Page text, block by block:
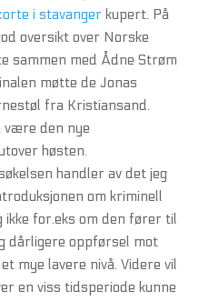
i stavangerkupert. På
oversikt over Norske
sammen med Ådne Strøm
møtte de Jonas
fra Kristiansand.
være den nye
høsten.
handler av det jeg
om kriminell
ikke for.eks om den fører til
dårligere oppførsel mot
mye lavere nivå. Videre vil
en viss tidsperiode kunne